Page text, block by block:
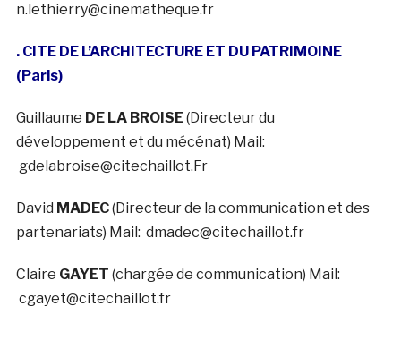
n.lethierry@cinematheque.fr
. CITE DE L’ARCHITECTURE ET DU PATRIMOINE
(Paris)
Guillaume DE LA BROISE(Directeur du
développement et du mécénat) Mail:
gdelabroise@citechaillot.Fr
David MADEC(Directeur de la communication et des
partenariats) Mail: dmadec@citechaillot.fr
Claire GAYET (chargée de communication) Mail:
cgayet@citechaillot.fr